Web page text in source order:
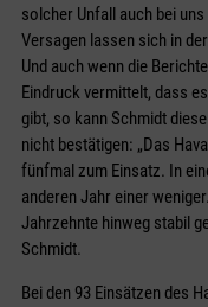
solcher Unfall auch bei
Versagen lassen sich in
Und auch wenn die
Eindruck vermittelt, dass
gibt, so kann Schmidt
nicht bestätigen: „Das
fünfmal zum Einsatz. In
anderen Jahr einer
Jahrzehnte hinweg stabil
Schmidt.
Bei den 93 Einsätzen des